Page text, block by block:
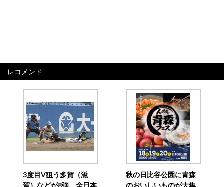
レコメンド
3度目V狙う多賀（滋
賀）などが8強 全日本
秋の日比谷公園に青森
のおいしいものが大集